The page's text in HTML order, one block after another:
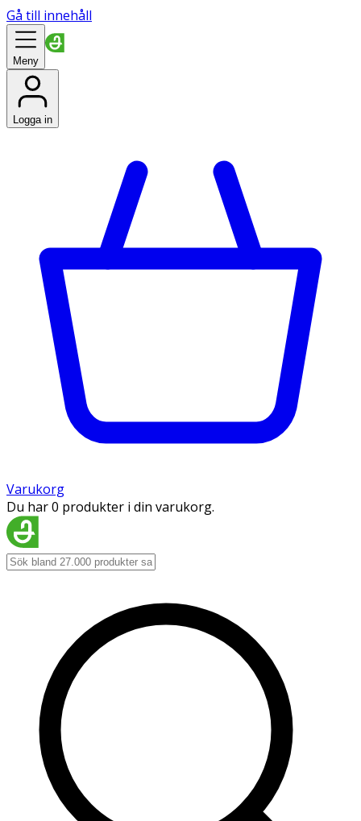
Gå till innehåll
Meny
Logga in
Varukorg
Du har 0 produkter i din varukorg.